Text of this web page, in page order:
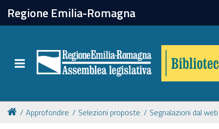
Regione Emilia-Romagna
Toggle navigation
chiudi
Catalogo online
CollezioniApprofondire Selezioni proposte Segnalazioni dal web